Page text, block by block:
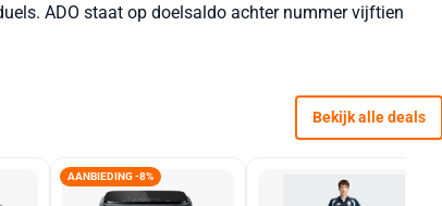
ADO staat op doelsaldo achter nummer vijftien
Bekijk alle deals
AANBIEDING -8%